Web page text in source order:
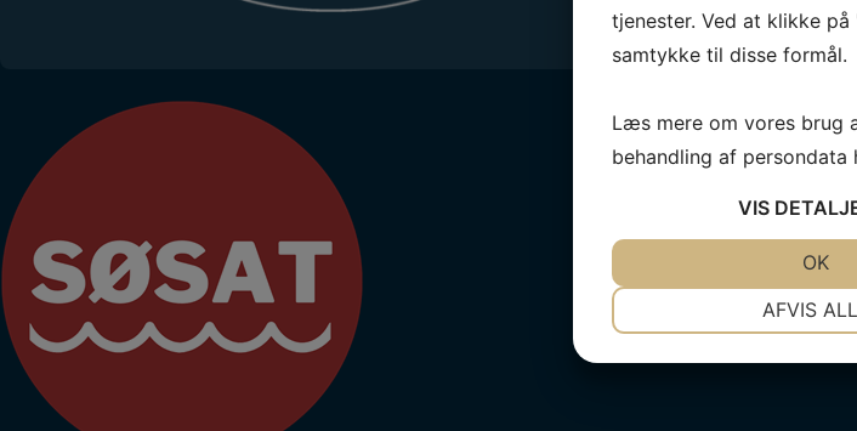
tjenester. Ved at klikke på
samtykke til disse formål.
Læs mere om vores brug
behandling af persondata
VIS
AFVIS
OK